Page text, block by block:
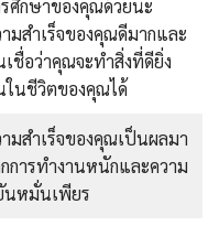
ศึกษาของคุณด้วยนะ
มสำเร็จของคุณดีมากและ
ชื่อว่าคุณจะทำสิ่งที่ดียิ่ง
ในชีวิตของคุณได้
มสำเร็จของคุณเป็นผลมา
การทำงานหนักและความ
นหมั่นเพียร